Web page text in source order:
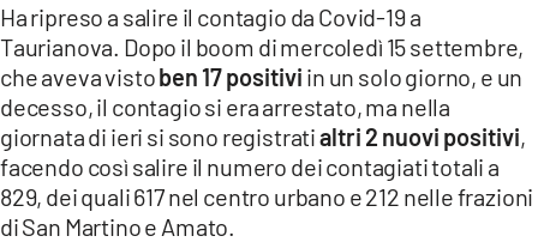
LaC
Network
LACPLAY.IT
LACTV.IT
LACONAIR.IT
Ha ripreso a salire il contagio da Covid-19 a
Taurianova. Dopo il boom di mercoledì 15 settembre,
che aveva vistoben 17 positivi in un solo giorno, e un
decesso, il contagio si era arrestato, ma nella
giornata di ieri si sono registratialtri 2 nuovi positivi,
facendo così salire il numero dei contagiati totali a
829, dei quali 617 nel centro urbano e 212 nelle frazioni
di San Martino e Amato.